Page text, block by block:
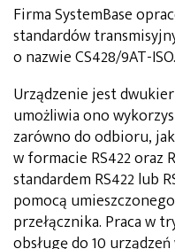
Firma SystemBase
standardów
o nazwie CS428/9AT-ISO.
Urządzenie jest
umożliwia ono
zarówno do odbioru,
w formacie RS422 oraz
standardem RS422 lub
pomocą
przełącznika. Praca w
obsługę do 10